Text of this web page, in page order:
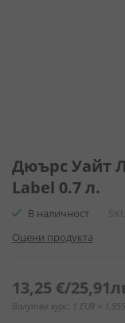
към
началото
на
галерия
снимки
Дюърс Уайт
Label 0.7 л.
В наличност
Оцени продукта
13,25 €/
Валутен курс: 1 EUR =